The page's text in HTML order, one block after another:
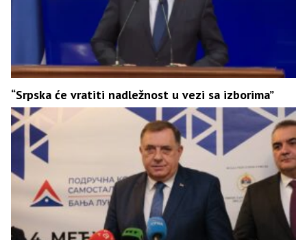
“Srpska će vratiti nadležnost u vezi sa izborima”